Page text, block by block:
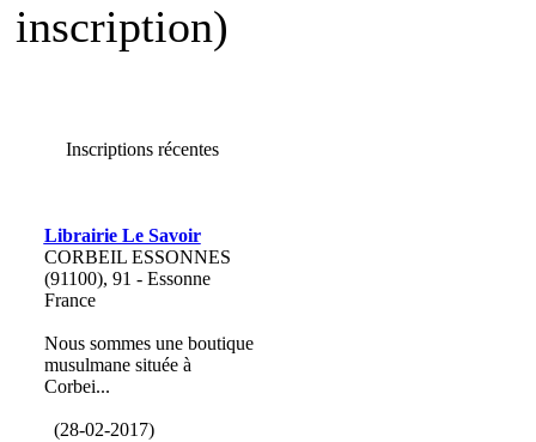
inscription)
Inscriptions récentes
Librairie Le Savoir
CORBEIL ESSONNES
(91100), 91 - Essonne
France
Nous sommes une boutique
musulmane située à
Corbei...
(28-02-2017)